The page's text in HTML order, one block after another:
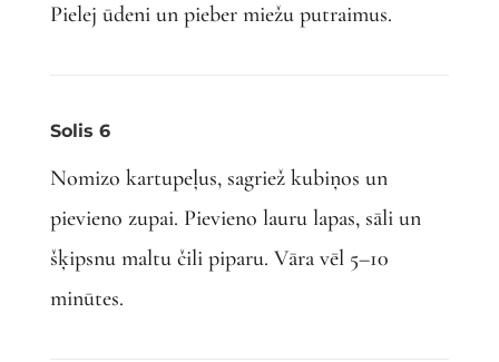
Pielej ūdeni un pieber miežu putraimus.
Solis 6
Nomizo kartupeļus, sagriež kubiņos un
pievieno zupai. Pievieno lauru lapas, sāli un
šķipsnu maltu čili piparu. Vāra vēl 5–10
minūtes.